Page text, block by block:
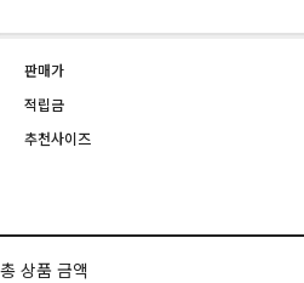
판매가
적립금
추천사이즈
총 상품 금액